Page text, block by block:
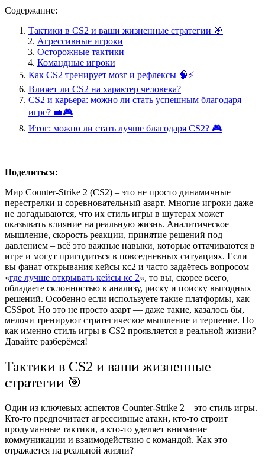
Содержание:
Тактики в CS2 и ваши жизненные стратегии 🎯
Агрессивные игроки
Осторожные тактики
Командные игроки
Как CS2 тренирует мозг и рефлексы 🧠⚡
Влияет ли CS2 на характер человека?
CS2 и карьера: можно ли стать успешным благодаря
игре? 💼🎮
Итог: можно ли стать лучше благодаря CS2? 🎮
Поделиться:
Мир Counter-Strike 2 (CS2) – это не просто динамичные
перестрелки и соревновательный азарт. Многие игроки даже
не догадываются, что их стиль игры в шутерах может
оказывать влияние на реальную жизнь. Аналитическое
мышление, скорость реакции, принятие решений под
давлением – всё это важные навыки, которые оттачиваются в
игре и могут пригодиться в повседневных ситуациях. Если
вы фанат открывания кейсы кс2 и часто задаётесь вопросом
«где лучше открывать кейсы кс 2«, то вы, скорее всего,
обладаете склонностью к анализу, риску и поиску выгодных
решений. Особенно если используете такие платформы, как
CSSpot. Но это не просто азарт — даже такие, казалось бы,
мелочи тренируют стратегическое мышление и терпение. Но
как именно стиль игры в CS2 проявляется в реальной жизни?
Давайте разберёмся!
Тактики в CS2 и ваши жизненные
стратегии 🎯
Один из ключевых аспектов Counter-Strike 2 – это стиль игры.
Кто-то предпочитает агрессивные атаки, кто-то строит
продуманные тактики, а кто-то уделяет внимание
коммуникации и взаимодействию с командой. Как это
отражается на реальной жизни?